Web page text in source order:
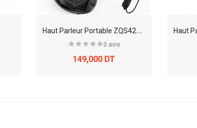
H
aut Parleur Portable ZQS4239 Sans Fil Bluetooth
0 avis
149,000 DT